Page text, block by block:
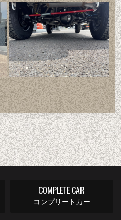
COMPLETE CAR
コンプリートカー